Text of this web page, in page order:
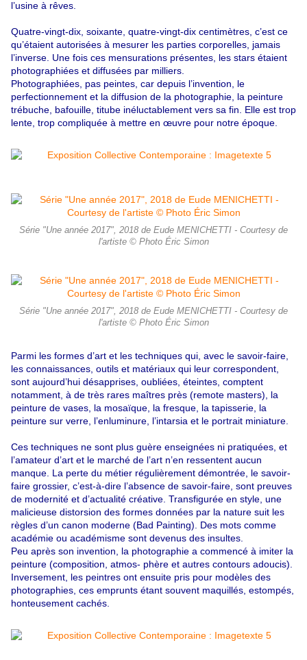
l’usine à rêves.
Quatre-vingt-dix, soixante, quatre-vingt-dix centimètres, c’est ce
qu’étaient autorisées à mesurer les parties corporelles, jamais
l’inverse. Une fois ces mensurations présentes, les stars étaient
photographiées et diffusées par milliers.
Photographiées, pas peintes, car depuis l’invention, le
perfectionnement et la diffusion de la photographie, la peinture
trébuche, bafouille, titube inéluctablement vers sa fin. Elle est trop
lente, trop compliquée à mettre en œuvre pour notre époque.
Série "Une année 2017", 2018 de Eude MENICHETTI - Courtesy de
l'artiste © Photo Éric Simon
Série "Une année 2017", 2018 de Eude MENICHETTI - Courtesy de
l'artiste © Photo Éric Simon
Parmi les formes d’art et les techniques qui, avec le savoir-faire,
les connaissances, outils et matériaux qui leur correspondent,
sont aujourd’hui désapprises, oubliées, éteintes, comptent
notamment, à de très rares maîtres près (remote masters), la
peinture de vases, la mosaïque, la fresque, la tapisserie, la
peinture sur verre, l’enluminure, l’intarsia et le portrait miniature.
Ces techniques ne sont plus guère enseignées ni pratiquées, et
l’amateur d’art et le marché de l’art n’en ressentent aucun
manque. La perte du métier régulièrement démontrée, le savoir-
faire grossier, c’est-à-dire l’absence de savoir-faire, sont preuves
de modernité et d’actualité créative. Transfigurée en style, une
malicieuse distorsion des formes données par la nature suit les
règles d’un canon moderne (Bad Painting). Des mots comme
académie ou académisme sont devenus des insultes.
Peu après son invention, la photographie a commencé à imiter la
peinture (composition, atmos- phère et autres contours adoucis).
Inversement, les peintres ont ensuite pris pour modèles des
photographies, ces emprunts étant souvent maquillés, estompés,
honteusement cachés.